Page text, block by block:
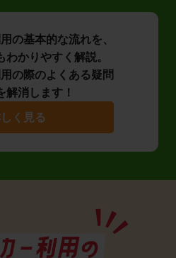
の基本的な流れを、
わかりやすく解説。
の際のよくある疑問
解消します！
く見る